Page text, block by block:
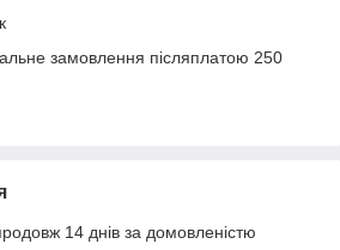
замовлення післяплатою 250
14 днів за домовленістю